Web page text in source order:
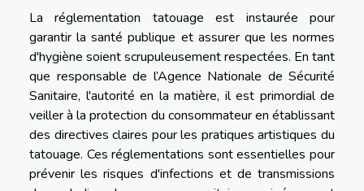
La réglementation tatouage est instaurée pour
garantir la santé publique et assurer que les normes
d'hygiène soient scrupuleusement respectées. En tant
que responsable de l’Agence Nationale de Sécurité
Sanitaire, l'autorité en la matière, il est primordial de
veiller à la protection du consommateur en établissant
des directives claires pour les pratiques artistiques du
tatouage. Ces réglementations sont essentielles pour
prévenir les risques d'infections et de transmissions